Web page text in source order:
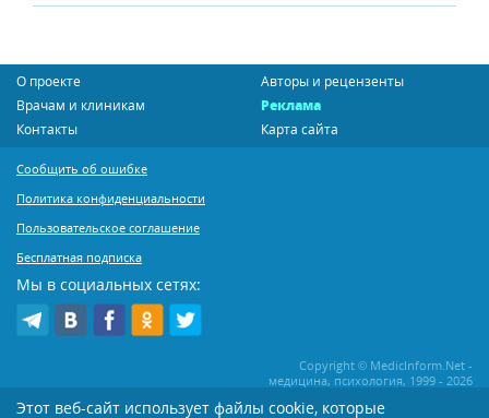
О проекте
Авторы и рецензенты
Врачам и клиникам
Реклама
Контакты
Карта сайта
Сообщить об ошибке
Политика конфиденциальности
Пользовательское соглашение
Бесплатная подписка
Мы в социальных сетях:
Copyright © MedicInform.Net -
медицина, психология, 1999 - 2026
Этот веб-сайт использует файлы cookie, которые